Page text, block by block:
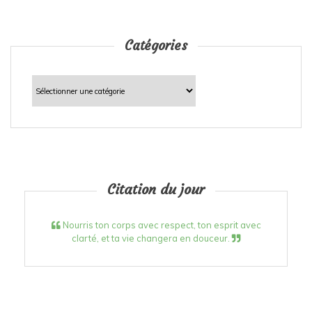
Catégories
Catégories
Citation du jour
Nourris ton corps avec respect, ton esprit avec
clarté, et ta vie changera en douceur.